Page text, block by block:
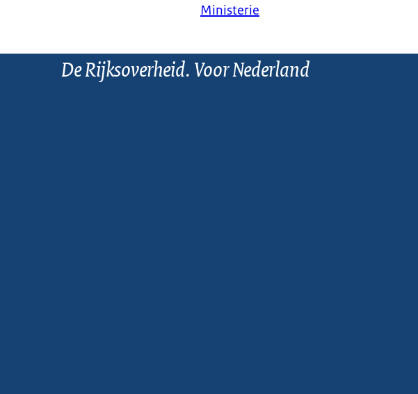
Ministerie
De Rijksoverheid. Voor Nederland